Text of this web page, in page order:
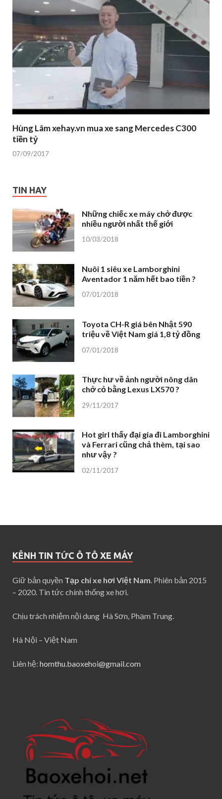
Hùng Lâm xehay.vn mua xe sang Mercedes C300
tiền tỷ
07/09/2017
TIN HAY
Những chiếc xe máy chở được
nhiều người nhất thế giới
10/03/2018
Nuôi 1 siêu xe Lamborghini
Aventador 1 năm hết bao tiền ?
07/01/2018
Toyota CH-R giá bên Nhật 590
triệu về Việt Nam giá 1,8 tỷ đồng
07/01/2018
Thực hư về ảnh người nông dân
chở cỏ bằng Lexus LX570 ?
29/11/2017
Hot girl thấy đại gia đi Lamborghini
và Ferrari cũng chả thèm, tại sao
như vậy ?
02/11/2017
KÊNH TIN TỨC Ô TÔ XE MÁY
Giữ bản quyền Tạp chí xe hơi Việt Nam . Phiên bản 2015
– 2020. Tin tức chính thống xe hơi.
Chịu trách nhiệm nội dung Hà Sơn, Phạm Trung.
Hà Nội – Việt Nam
Liên hệ: homthu.baoxehoi@gmail.com